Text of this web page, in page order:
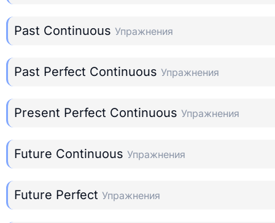
Past Continuous Упражнения
Past Perfect Continuous Упражнения
Present Perfect Continuous Упражнения
Future Continuous Упражнения
Future Perfect Упражнения